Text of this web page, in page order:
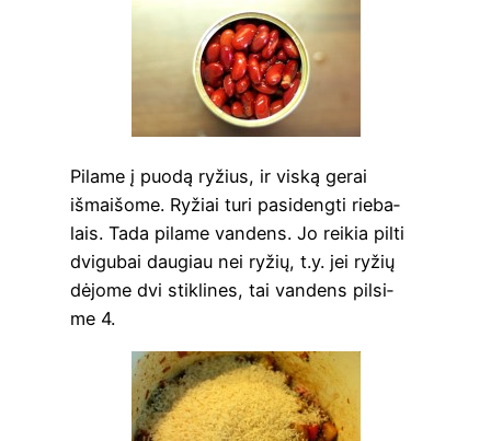
Pila­me į puo­dą ryžius, ir vis­ką gerai
išmai­šo­me. Ryžiai turi pasi­deng­ti rie­ba­
lais. Tada pila­me van­dens. Jo rei­kia pil­ti
dvi­gu­bai dau­giau nei ryžių, t.y. jei ryžių
dėjo­me dvi stik­li­nes, tai van­dens pil­si­
me 4.